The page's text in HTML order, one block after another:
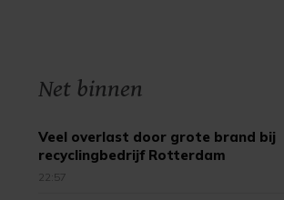
Net binnen
Veel overlast door grote brand bij
recyclingbedrijf Rotterdam
22:57